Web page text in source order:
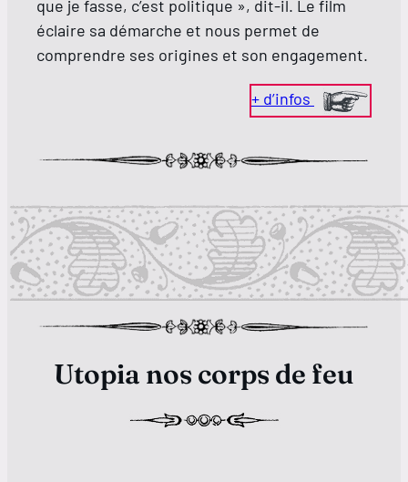
que je fasse, c’est politique », dit-il. Le film
éclaire sa démarche et nous permet de
comprendre ses origines et son engagement.
+ d’infos
Utopia nos corps de feu